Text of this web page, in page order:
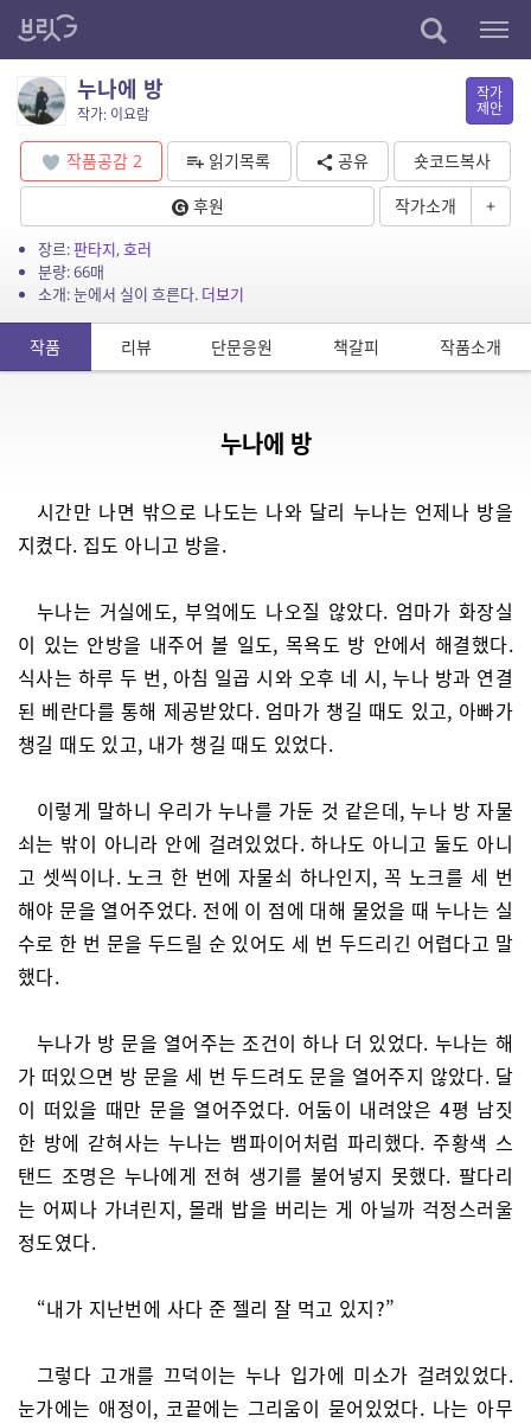
누나에 방
작가: 이요람
작가
제안
작품공감 2 읽기목록 공유
숏코드복사
후원
작가소개 +
장르:판타지,호러
분량: 66매
소개: 눈에서 실이 흐른다. 더보기
작품 리뷰 단문응원 책갈피 작품소개
누나에 방
시간만 나면 밖으로 나도는 나와 달리 누나는 언제나 방을
지켰다. 집도 아니고 방을.
누나는 거실에도, 부엌에도 나오질 않았다. 엄마가 화장실
이 있는 안방을 내주어 볼 일도, 목욕도 방 안에서 해결했다.
식사는 하루 두 번, 아침 일곱 시와 오후 네 시, 누나 방과 연결
된 베란다를 통해 제공받았다. 엄마가 챙길 때도 있고, 아빠가
챙길 때도 있고, 내가 챙길 때도 있었다.
이렇게 말하니 우리가 누나를 가둔 것 같은데, 누나 방 자물
쇠는 밖이 아니라 안에 걸려있었다. 하나도 아니고 둘도 아니
고 셋씩이나. 노크 한 번에 자물쇠 하나인지, 꼭 노크를 세 번
해야 문을 열어주었다. 전에 이 점에 대해 물었을 때 누나는 실
수로 한 번 문을 두드릴 순 있어도 세 번 두드리긴 어렵다고 말
했다.
누나가 방 문을 열어주는 조건이 하나 더 있었다. 누나는 해
가 떠있으면 방 문을 세 번 두드려도 문을 열어주지 않았다. 달
이 떠있을 때만 문을 열어주었다. 어둠이 내려앉은 4평 남짓
한 방에 갇혀사는 누나는 뱀파이어처럼 파리했다. 주황색 스
탠드 조명은 누나에게 전혀 생기를 불어넣지 못했다. 팔다리
는 어찌나 가녀린지, 몰래 밥을 버리는 게 아닐까 걱정스러울
정도였다.
“내가 지난번에 사다 준 젤리 잘 먹고 있지?”
그렇다 고개를 끄덕이는 누나 입가에 미소가 걸려있었다.
눈가에는 애정이, 코끝에는 그리움이 묻어있었다. 나는 아무